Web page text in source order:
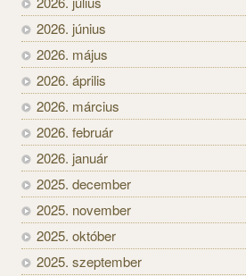
2026. június
2026. május
2026. április
2026. március
2026. február
2026. január
2025. december
2025. november
2025. október
2025. szeptember